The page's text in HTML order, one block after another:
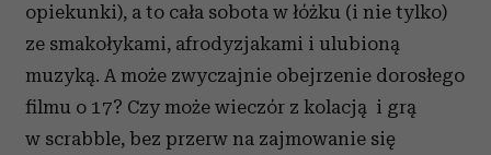
opiekunki), a to cała sobota w łóżku (i nie tylko)
ze smakołykami, afrodyzjakami i ulubioną
muzyką. A może zwyczajnie obejrzenie dorosłego
filmu o 17? Czy może wieczór z kolacją i grą
w scrabble, bez przerw na zajmowanie się